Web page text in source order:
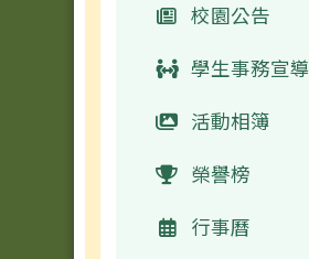
活動相簿
校園公告
學生事務宣導
活動相簿
榮譽榜
行事曆